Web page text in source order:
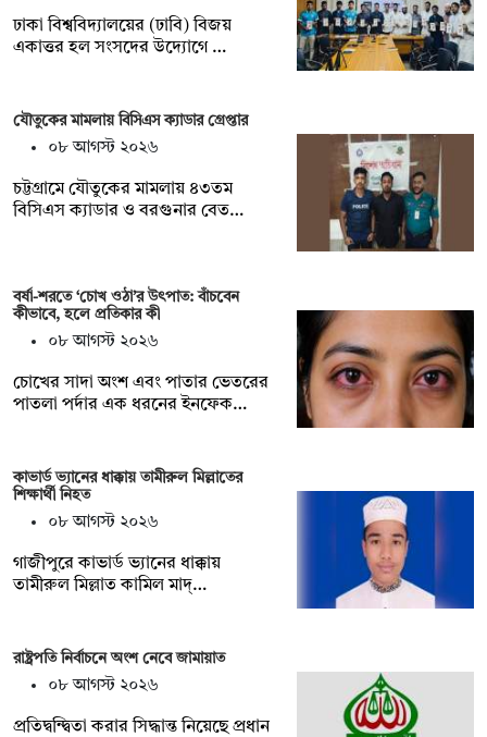
ঢাকা বিশ্ববিদ্যালয়ের (ঢাবি) বিজয়
একাত্তর হল সংসদের উদ্যোগে …
যৌতুকের মামলায় বিসিএস ক্যাডার গ্রেপ্তার
০৮ আগস্ট ২০২৬
চট্টগ্রামে যৌতুকের মামলায় ৪৩তম
বিসিএস ক্যাডার ও বরগুনার বেত…
বর্ষা-শরতে ‘চোখ ওঠা’র উৎপাত: বাঁচবেন
কীভাবে, হলে প্রতিকার কী
০৮ আগস্ট ২০২৬
চোখের সাদা অংশ এবং পাতার ভেতরের
পাতলা পর্দার এক ধরনের ইনফেক…
কাভার্ড ভ্যানের ধাক্কায় তামীরুল মিল্লাতের
শিক্ষার্থী নিহত
০৮ আগস্ট ২০২৬
গাজীপুরে কাভার্ড ভ্যানের ধাক্কায়
তামীরুল মিল্লাত কামিল মাদ্…
রাষ্ট্রপতি নির্বাচনে অংশ নেবে জামায়াত
০৮ আগস্ট ২০২৬
প্রতিদ্বন্দ্বিতা করার সিদ্ধান্ত নিয়েছে প্রধান